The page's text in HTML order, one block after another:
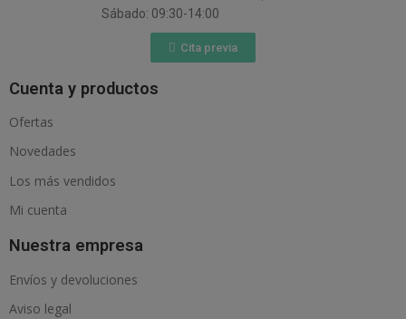
Sábado: 09:30-14:00
Cita previa
Cuenta y productos
Ofertas
Novedades
Los más vendidos
Mi cuenta
Nuestra empresa
Envíos y devoluciones
Aviso legal